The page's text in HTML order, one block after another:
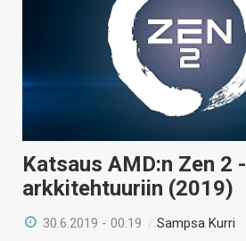
Katsaus AMD:n Zen 2 -
arkkitehtuuriin (2019)
30.6.2019 - 00:19 /Sampsa Kurri